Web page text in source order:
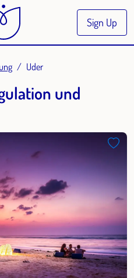
Sign Up
Uder
und